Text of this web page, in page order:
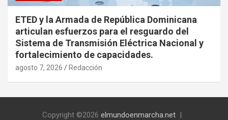
ETED y la Armada de República Dominicana
articulan esfuerzos para el resguardo del
Sistema de Transmisión Eléctrica Nacional y
fortalecimiento de capacidades.
agosto 7, 2026 Redacción
Copyright ©2026 elmundoenmarcha.net